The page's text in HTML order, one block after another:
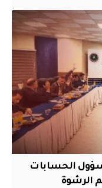
الحسابات
الرشوة